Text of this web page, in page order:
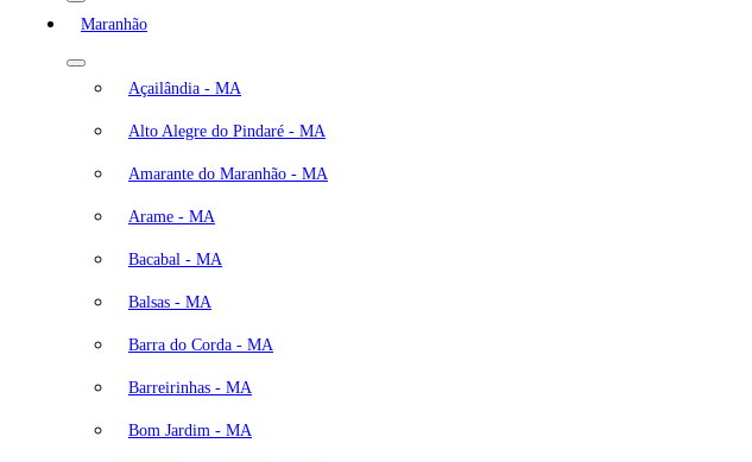
Maranhão
Açailândia - MA
Alto Alegre do Pindaré - MA
Amarante do Maranhão - MA
Arame - MA
Bacabal - MA
Balsas - MA
Barra do Corda - MA
Barreirinhas - MA
Bom Jardim - MA